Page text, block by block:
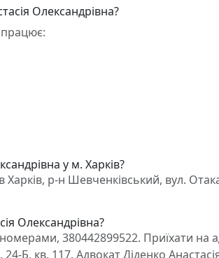
Олександрівна?
працює:
у м. Харків?
Харків, р-н Шевченківський, вул.
Олександрівна?
380442899522. Приїхати на
Б, кв. 117. Адвокат Діденко